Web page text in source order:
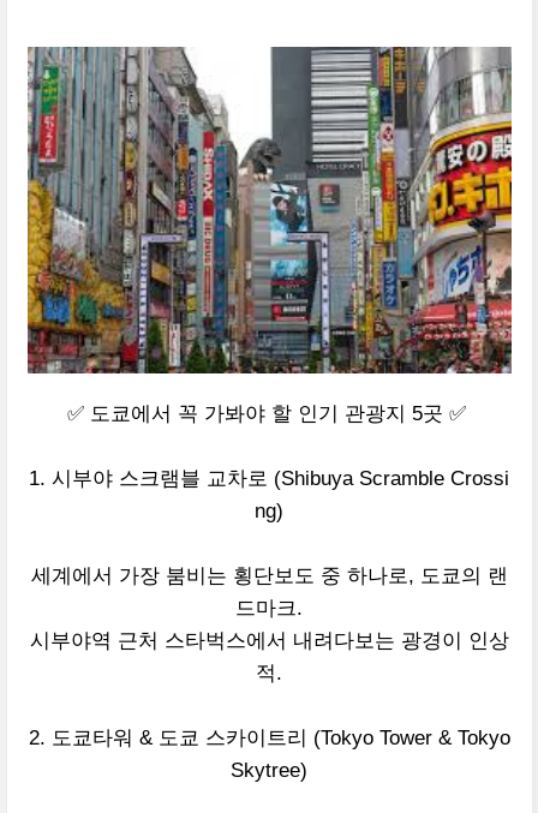
✅ 도쿄에서 꼭 가봐야 할 인기 관광지 5곳 ✅
1. 시부야 스크램블 교차로 (Shibuya Scramble Crossi
ng)
세계에서 가장 붐비는 횡단보도 중 하나로, 도쿄의 랜
드마크.
시부야역 근처 스타벅스에서 내려다보는 광경이 인상
적.
2. 도쿄타워 & 도쿄 스카이트리 (Tokyo Tower & Tokyo
Skytree)